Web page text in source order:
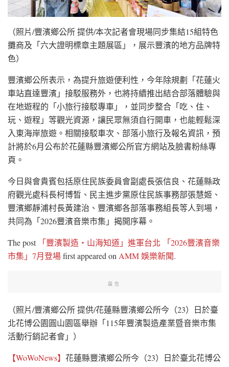
（照片/豐濱鄉公所 提供/本次記者會現場同步集結15組特色
攤商及「六大證明標章主題展區」，展示豐濱的地方品牌特
色）
豐濱鄉公所表示，為提升旅遊便利性，今年除規劃「花蓮火
車站直達豐濱」接駁服務外，也將持續推出結合部落體驗與
在地遊程的「小旅行接駁專車」，並同步整合「吃、住、
玩、遊程」等觀光資源，讓民眾無須自行開車，也能輕鬆深
入東海岸旅遊。相關接駁車次、部落小旅行及報名資訊，預
計將於6月公布於花蓮縣豐濱鄉公所官方網站及臉書粉絲專
頁。
今日與會貴賓包括原住民族委員會副處長張信良、花蓮縣政
府觀光處科長柯博皙、民主進步黨原住民族事務部張慧姬、
豐濱鄉靜浦村長黃建治、豐濱鄉各部落事務組長等人到場，
共同為「2026豐濱音樂市集」揭開序幕。
The post
「豐濱製造・山海知道」進軍台北 「2026豐濱音樂
市集」7月登場first appeared on AMM 娛樂新聞.
廣告
（照片/豐濱鄉公所 提供/花蓮縣豐濱鄉公所今（23）日於臺
北花博公園圓山園區舉辦「115年豐濱製造產業暨音樂市集
活動行銷記者會」）
【WoWoNews】 花蓮縣豐濱鄉公所今（23）日於臺北花博公